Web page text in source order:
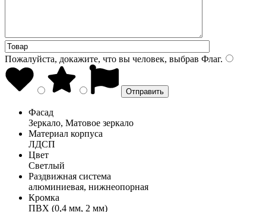
Пожалуйста, докажите, что вы человек, выбрав Флаг.
Фасад
Зеркало, Матовое зеркало
Материал корпуса
ЛДСП
Цвет
Светлый
Раздвижная система
алюминиевая, нижнеопорная
Кромка
ПВХ (0,4 мм, 2 мм)